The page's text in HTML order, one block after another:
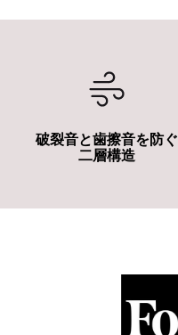
破裂音と歯擦音を防ぐ
二層構造